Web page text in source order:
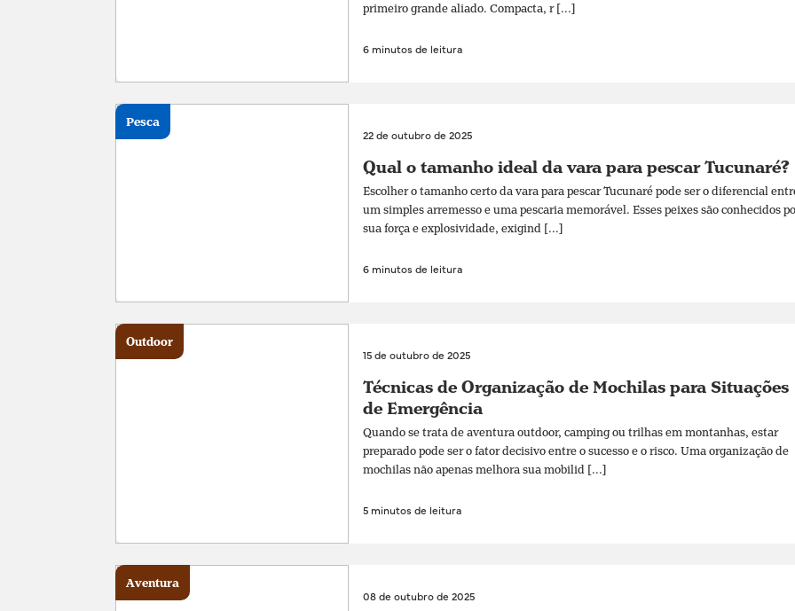
primeiro grande aliado. Compacta, r [...]
6 minutos de leitura
22 de outubro de 2025
Qual o tamanho ideal da vara para pescar Tucunaré?
Escolher o tamanho certo da vara para pescar Tucunaré pode ser o diferencial
um simples arremesso e uma pescaria memorável. Esses peixes são conhecidos
sua força e explosividade, exigind [...]
6 minutos de leitura
Pesca
15 de outubro de 2025
Técnicas de Organização de Mochilas para Situações
de Emergência
Quando se trata de aventura outdoor, camping ou trilhas em montanhas, estar
preparado pode ser o fator decisivo entre o sucesso e o risco. Uma organização de
mochilas não apenas melhora sua mobilid [...]
5 minutos de leitura
Outdoor
08 de outubro de 2025
Aventura